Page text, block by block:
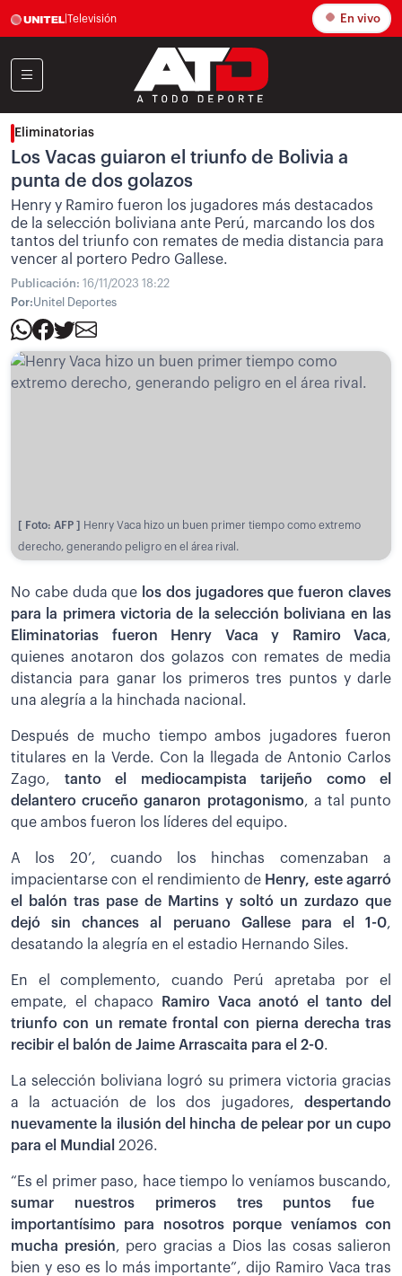
Televisión En vivo
Eliminatorias
Los Vacas guiaron el triunfo de Bolivia a
punta de dos golazos
Henry y Ramiro fueron los jugadores más destacados
de la selección boliviana ante Perú, marcando los dos
tantos del triunfo con remates de media distancia para
vencer al portero Pedro Gallese.
Publicación: 16/11/2023 18:22
Por:Unitel Deportes
[ Foto: AFP ]
Henry Vaca hizo un buen primer tiempo como extremo
derecho, generando peligro en el área rival.
No cabe duda que los dos jugadores que fueron claves
para la primera victoria de la selección boliviana en las
Eliminatorias fueron Henry Vaca y Ramiro Vaca,
quienes anotaron dos golazos con remates de media
distancia para ganar los primeros tres puntos y darle
una alegría a la hinchada nacional.
Después de mucho tiempo ambos jugadores fueron
titulares en la Verde. Con la llegada de Antonio Carlos
Zago, tanto el mediocampista tarijeño como el
delantero cruceño ganaron protagonismo, a tal punto
que ambos fueron los líderes del equipo.
A los 20’, cuando los hinchas comenzaban a
impacientarse con el rendimiento de Henry, este agarró
el balón tras pase de Martins y soltó un zurdazo que
dejó sin chances al peruano Gallese para el 1-0,
desatando la alegría en el estadio Hernando Siles.
En el complemento, cuando Perú apretaba por el
empate, el chapaco
Ramiro Vaca anotó el tanto del
triunfo con un remate frontal con pierna derecha tras
recibir el balón de Jaime Arrascaita para el 2-0.
La selección boliviana logró su primera victoria gracias
a la actuación de los dos jugadores, despertando
nuevamente la ilusión del hincha de pelear por un cupo
para el Mundial 2026.
“Es el primer paso, hace tiempo lo veníamos buscando,
sumar nuestros primeros tres puntos fue
importantísimo para nosotros porque veníamos con
mucha presión, pero gracias a Dios las cosas salieron
bien y eso es lo más importante”, dijo Ramiro Vaca tras